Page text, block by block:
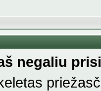
negaliu